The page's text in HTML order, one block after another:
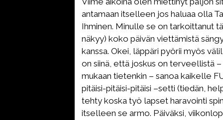
antamaan itselleen jos haluaa olla
Ihminen. Minulle se on tarkoittanut
näkyy) koko päivän viettämistä
kanssa. Okei, läppäri pyörii myös
on siinä, että joskus on terveellistä
mukaan tietenkin – sanoa kaikelle
pitäisi-pitäisi-pitäisi –setti (tiedän,
tehty koska työ lapset haravointi
itselleen se armo. Päiväksi,